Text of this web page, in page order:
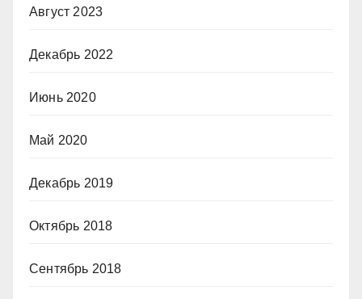
Август 2023
Декабрь 2022
Июнь 2020
Май 2020
Декабрь 2019
Октябрь 2018
Сентябрь 2018